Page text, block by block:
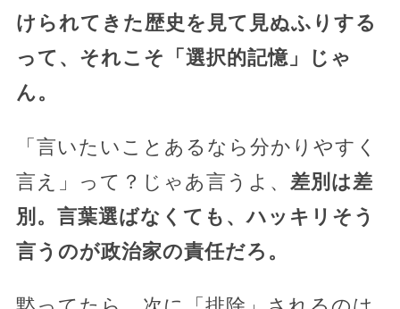
けられてきた歴史を見て見ぬふりする
って、それこそ「選択的記憶」じゃ
ん。
「言いたいことあるなら分かりやすく
言え」って？じゃあ言うよ、 差別は差
別。言葉選ばなくても、ハッキリそう
言うのが政治家の責任だろ。